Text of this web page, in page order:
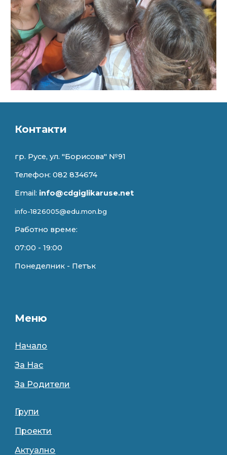
Контакти
гр. Русе, ул. "Борисова" №91
Телефон: 082 834674
Email: info@cdgiglikaruse.net
info-1826005@edu.mon.bg
Работно време:
07:00 - 19:00
Понеделник - Петък
Меню
Начало
За Нас
За Родители
Групи
Проекти
Актуално